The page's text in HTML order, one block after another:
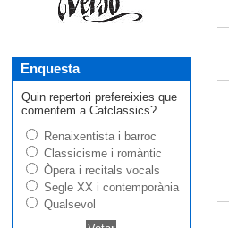
Enquesta
Quin repertori prefereixies que
comentem a Catclassics?
Renaixentista i barroc
Classicisme i romàntic
Òpera i recitals vocals
Segle XX i contemporània
Qualsevol